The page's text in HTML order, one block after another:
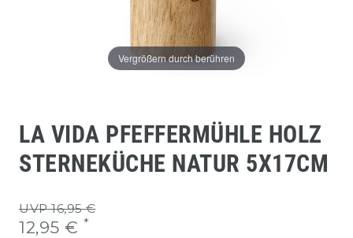
Vergrößern durch berühren
LA VIDA PFEFFERMÜHLE HOLZ
STERNEKÜCHE NATUR 5X17CM
UVP 16,95 €
12,95 € *